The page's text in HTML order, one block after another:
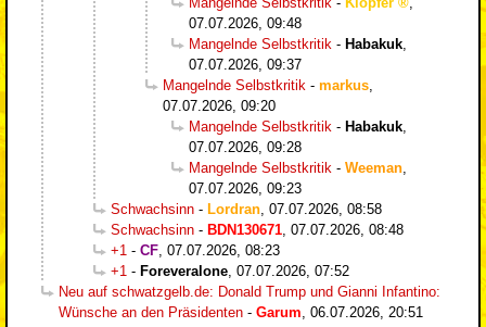
07.07.2026, 09:48
Mangelnde Selbstkritik - Habakuk
07.07.2026, 09:37
Mangelnde Selbstkritik - markus
07.07.2026, 09:20
Mangelnde Selbstkritik - Habakuk
07.07.2026, 09:28
Mangelnde Selbstkritik - Weeman
07.07.2026, 09:23
Schwachsinn - Lordran 07.07.2026, 08:58
Schwachsinn - BDN130671 07.07.2026, 08:48
+1 - CF 07.07.2026, 08:23
+1 - Foreveralone 07.07.2026, 07:52
Neu auf schwatzgelb.de: Donald Trump und Gianni Infantino:
Wünsche an den Präsidenten - Garum 06.07.2026, 20:51